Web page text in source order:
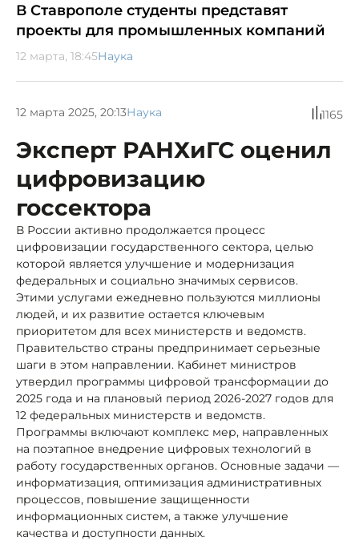
В Ставрополе студенты представят
проекты для промышленных компаний
12 марта, 18:45Наука
12 марта 2025, 20:13Наука 1165
Эксперт РАНХиГС оценил
цифровизацию
госсектора
В России активно продолжается процесс
цифровизации государственного сектора, целью
которой является улучшение и модернизация
федеральных и социально значимых сервисов.
Этими услугами ежедневно пользуются миллионы
людей, и их развитие остается ключевым
приоритетом для всех министерств и ведомств.
Правительство страны предпринимает серьезные
шаги в этом направлении. Кабинет министров
утвердил программы цифровой трансформации до
2025 года и на плановый период 2026-2027 годов для
12 федеральных министерств и ведомств.
Программы включают комплекс мер, направленных
на поэтапное внедрение цифровых технологий в
работу государственных органов. Основные задачи —
информатизация, оптимизация административных
процессов, повышение защищенности
информационных систем, а также улучшение
качества и доступности данных.